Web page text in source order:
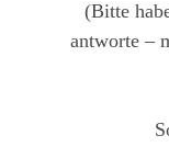
(Bitte
antworte–